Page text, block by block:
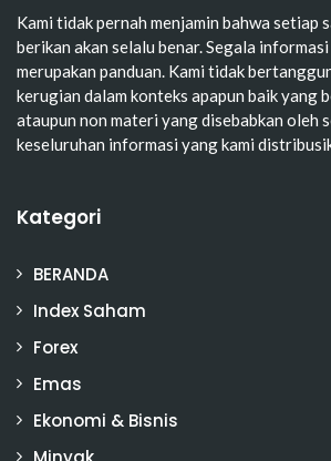
Kami tidak pernah menjamin bahwa setiap
berikan akan selalu benar. Segala
merupakan panduan. Kami tidak
kerugian dalam konteks apapun baik yang
ataupun non materi yang disebabkan oleh
keseluruhan informasi yang kami
Kategori
BERANDA
Index Saham
Forex
Emas
Ekonomi & Bisnis